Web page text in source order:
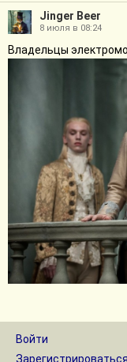
Jinger Beer
8 июля в 08:24
Владельцы
Войти
Зарегистрироваться